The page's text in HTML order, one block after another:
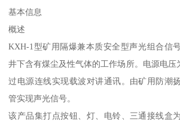
基本信息
概述
KXH-1型矿用隔爆兼本质安全型声光组合信
井下含有煤尘及性气体的工作场所。电源电压
过电源连线实现载波对讲通讯。由矿用防潮
管实现声光信号。
该产品集打点按钮、灯、电铃、三通接线盒